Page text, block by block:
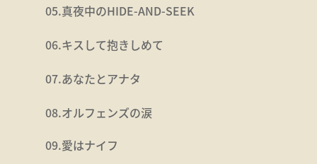
05.真夜中のHIDE-AND-SEEK
06.キスして抱きしめて
07.あなたとアナタ
08.オルフェンズの涙
09.愛はナイフ